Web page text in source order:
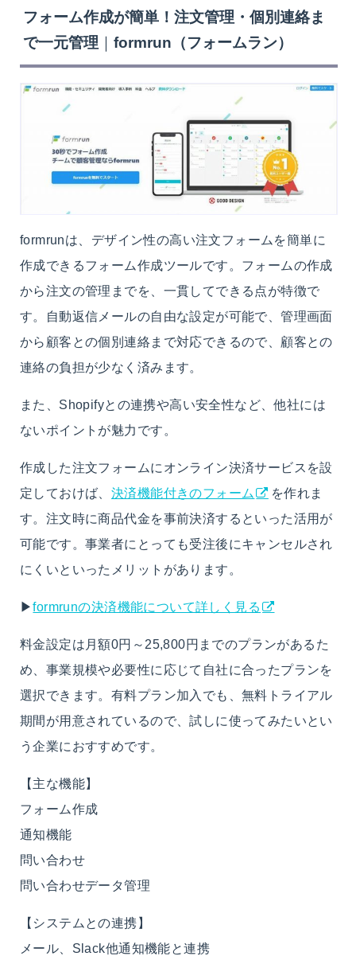
フォーム作成が簡単！注文管理・個別連絡ま
で一元管理
formrun（フォームラン）
formrunは、デザイン性の高い注文フォームを簡単に
作成できるフォーム作成ツールです。フォームの作成
から注文の管理までを、一貫してできる点が特徴で
す。自動返信メールの自由な設定が可能で、管理画面
から顧客との個別連絡まで対応できるので、顧客との
連絡の負担が少なく済みます。
また、Shopifyとの連携や高い安全性など、他社には
ないポイントが魅力です。
作成した注文フォームにオンライン決済サービスを設
定しておけば、 決済機能付きのフォーム
を作れま
す。注文時に商品代金を事前決済するといった活用が
可能です。事業者にとっても受注後にキャンセルされ
にくいといったメリットがあります。
▶formrunの決済機能について詳しく見る
料金設定は月額0円～25,800円までのプランがあるた
め、事業規模や必要性に応じて自社に合ったプランを
選択できます。有料プラン加入でも、無料トライアル
期間が用意されているので、試しに使ってみたいとい
う企業におすすめです。
【主な機能】
フォーム作成
通知機能
問い合わせ
問い合わせデータ管理
【システムとの連携】
メール、Slack他通知機能と連携